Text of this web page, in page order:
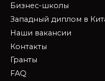
Бизнес-школы
Западный диплом в
Наши вакансии
Контакты
Гранты
FAQ